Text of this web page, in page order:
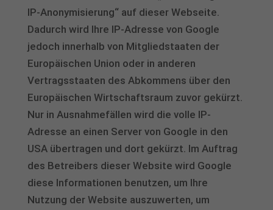
IP-Anonymisierung“ auf dieser Webseite.
Dadurch wird Ihre IP-Adresse von Google
jedoch innerhalb von Mitgliedstaaten der
Europäischen Union oder in anderen
Vertragsstaaten des Abkommens über den
Europäischen Wirtschaftsraum zuvor gekürzt.
Nur in Ausnahmefällen wird die volle IP-
Adresse an einen Server von Google in den
USA übertragen und dort gekürzt. Im Auftrag
des Betreibers dieser Website wird Google
diese Informationen benutzen, um Ihre
Nutzung der Website auszuwerten, um